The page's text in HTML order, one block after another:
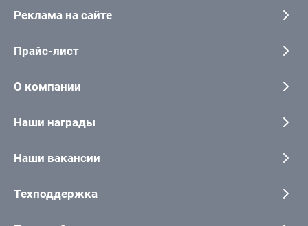
Реклама на сайте
Прайс-лист
О компании
Наши награды
Наши вакансии
Техподдержка